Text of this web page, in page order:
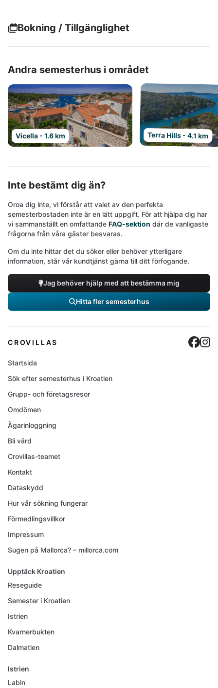
Bokning / Tillgänglighet
Andra semesterhus i området
Vicella - 1.6 km Terra Hills - 4.1 km
Inte bestämt dig än?
Oroa dig inte, vi förstår att valet av den perfekta
semesterbostaden inte är en lätt uppgift. För att hjälpa dig har
vi sammanställt en omfattande FAQ-sektion där de vanligaste
frågorna från våra gäster besvaras.
Om du inte hittar det du söker eller behöver ytterligare
information, står vår kundtjänst gärna till ditt förfogande.
Jag behöver hjälp med att bestämma mig
Hitta fler semesterhus
CROVILLAS
Startsida
Sök efter semesterhus i Kroatien
Grupp- och företagsresor
Omdömen
Ägarinloggning
Bli värd
Crovillas-teamet
Kontakt
Dataskydd
Hur vår sökning fungerar
Förmedlingsvillkor
Impressum
Sugen på Mallorca? – millorca.com
Upptäck Kroatien
Reseguide
Semester i Kroatien
Istrien
Kvarnerbukten
Dalmatien
Istrien
Labin